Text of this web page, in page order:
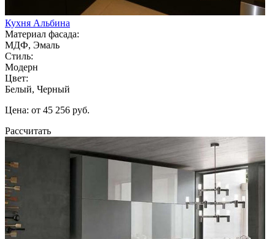
Кухня Альбина
Материал фасада:
МДФ, Эмаль
Стиль:
Модерн
Цвет:
Белый, Черный
Цена: от 45 256 руб.
Рассчитать